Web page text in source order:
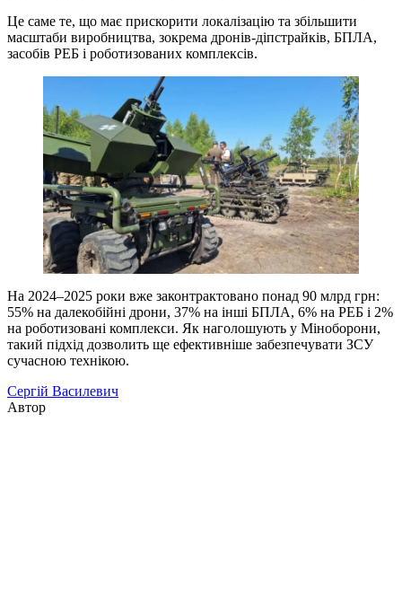
Це саме те, що має прискорити локалізацію та збільшити
масштаби виробництва, зокрема дронів-діпстрайків, БПЛА,
засобів РЕБ і роботизованих комплексів.
На 2024–2025 роки вже законтрактовано понад 90 млрд грн:
55% на далекобійні дрони, 37% на інші БПЛА, 6% на РЕБ і 2%
на роботизовані комплекси. Як наголошують у Міноборони,
такий підхід дозволить ще ефективніше забезпечувати ЗСУ
сучасною технікою.
Сергій Василевич
Автор